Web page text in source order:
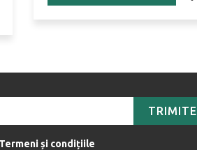
TRIMITE
Termeni și condițiile